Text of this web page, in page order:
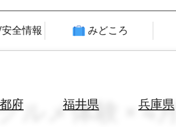
全情報 みどころ
府 福井県 兵庫県
グルメ体験 × 4